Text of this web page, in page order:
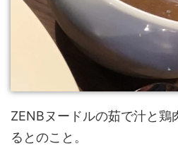
ZENBヌードルの茹で汁と鶏
るとのこと。